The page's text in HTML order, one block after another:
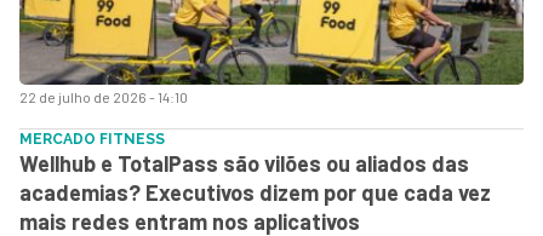
22 de julho de 2026 - 14:10
MERCADO FITNESS
Wellhub e TotalPass são vilões ou aliados das
academias? Executivos dizem por que cada vez
mais redes entram nos aplicativos